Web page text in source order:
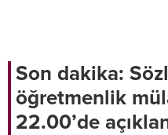
Son dakika:
öğretmenlik
22.00’de